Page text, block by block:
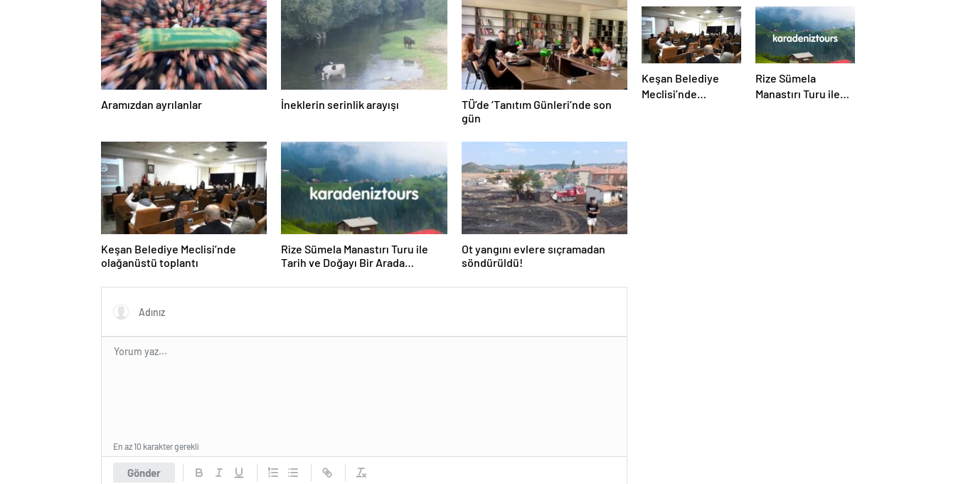
Aramızdan ayrılanlar İneklerin serinlik arayışı
TÜ’de ‘Tanıtım Günleri’nde son
gün
Keşan Belediye Meclisi’nde
olağanüstü toplantı
Rize Sümela Manastırı Turu ile
Tarih ve Doğayı Bir Arada
Ot yangını evlere sıçramadan
söndürüldü!
Gönder
En az 10 karakter gerekli
Keşan Belediye
Meclisi’nde
Rize Sümela
Manastırı Turu ile